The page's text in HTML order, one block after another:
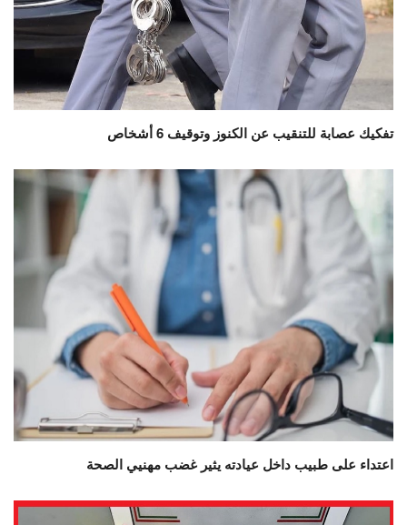
تفكيك عصابة للتنقيب عن الكنوز وتوقيف 6 أشخاص
اعتداء على طبيب داخل عيادته يثير غضب مهنيي الصحة